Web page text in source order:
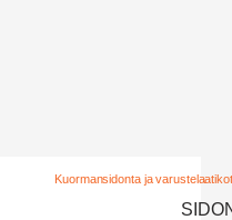
Kuormansidonta ja varustelaatikot